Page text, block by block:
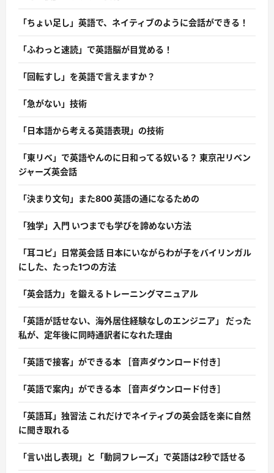
「ちょい足し」英語で、ネイティブのように会話ができる！
「ふわっと速読」で英語脳が目覚める！
「回転すし」を英語で言えますか？
「急がない」技術
「日本語から考える英語表現」の技術
「東リベ」で英語やんのに日和ってる奴いる？ 東京卍リベン
ジャーズ英会話
「決まり文句」また800 英語の通になるための
「独学」入門 いつまでも学びを諦めない方法
「耳コピ」日常英会話 日本にいながらわが子をバイリンガル
にした、たった1つの方法
「英会話力」を鍛えるトレーニングマニュアル
「英語が話せない、海外居住経験なしのエンジニア」 だった
私が、定年後に同時通訳者になれた理由
「英語で接客」ができる本 ［音声ダウンロード付き］
「英語で案内」ができる本 ［音声ダウンロード付き］
「英語耳」独習法 これだけでネイティブの英会話を楽に自然
に聞き取れる
「言い出し表現」と「動詞フレーズ」で英語は2秒で話せる